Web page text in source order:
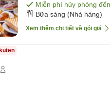
Miễn phí hủy phòng đến
Bữa sáng (Nhà hàng)
Xem thêm chi tiết về gói giá